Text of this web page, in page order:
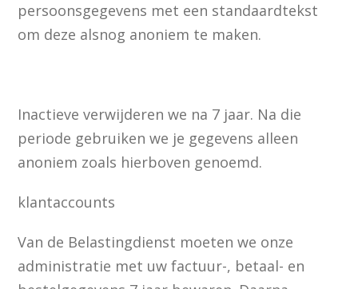
persoonsgegevens met een standaardtekst
om deze alsnog anoniem te maken.
Inactieve verwijderen we na 7 jaar. Na die
periode gebruiken we je gegevens alleen
anoniem zoals hierboven genoemd.
klantaccounts
Van de Belastingdienst moeten we onze
administratie met uw factuur-, betaal- en